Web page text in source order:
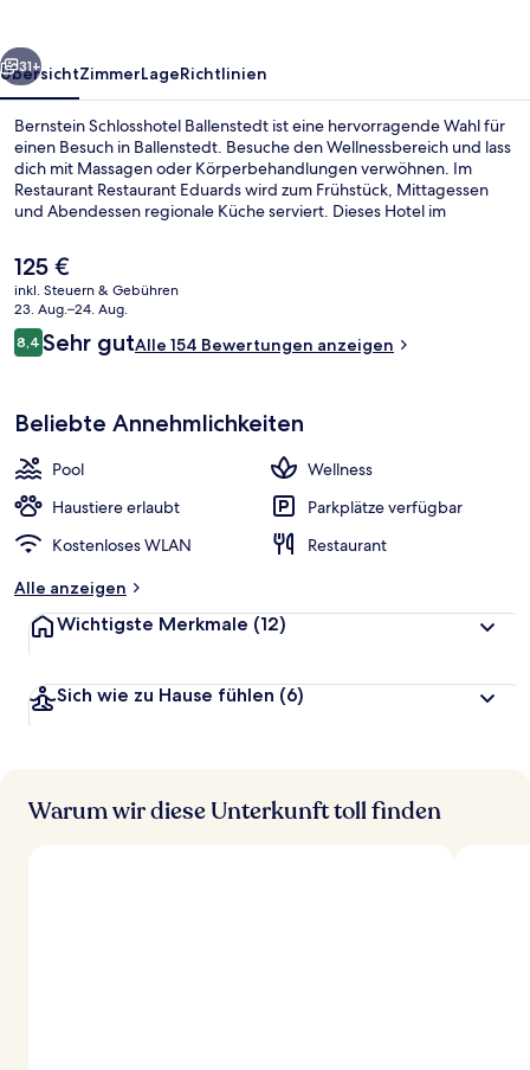
Weiter
31+
ÜbersichtZimmerLageRichtlinien
Bernstein Schlosshotel Ballenstedt ist eine hervorragende Wahl für
einen Besuch in Ballenstedt. Besuche den Wellnessbereich und lass
dich mit Massagen oder Körperbehandlungen verwöhnen. Im
Restaurant Restaurant Eduards wird zum Frühstück, Mittagessen
und Abendessen regionale Küche serviert. Dieses Hotel im
Sauna sowie eine Terrasse.
Der
aktuelle
Preis
beträgt
125 €.
125 €
inkl. Steuern & Gebühren
23. Aug.–24. Aug.
Bewertungen
8,48,4 von 10.
Sehr gutAlle 154 Bewertungen anzeigen
Beliebte Annehmlichkeiten
Pool
Wellness
Haustiere erlaubt
Parkplätze verfügbar
Kostenloses WLAN
Restaurant
Alle anzeigen
Wichtigste Merkmale (12)
Sich wie zu Hause fühlen (6)
Warum wir diese Unterkunft toll finden